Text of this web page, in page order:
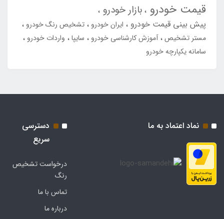
قیمت خودرو بازار خودرو
پیش بینی قیمت خودرو ایران خودرو
تشخیص رنگ خودرو
مستر تشخیص آموزش کارشناسی خودرو سایپا
واردات خودرو
سامانه یکپارچه خودرو
نماد اعتماد به ما
دسترسی
سریع
درخواست تشخیص
رنگ
تماس با ما
درباره ما